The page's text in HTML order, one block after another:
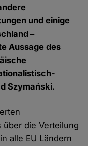
und einige
–
Aussage des
Szymański.
über die Verteilung
alle EU Ländern